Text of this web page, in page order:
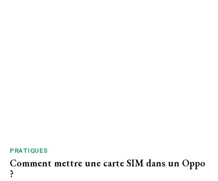
PRATIQUES
Comment mettre une carte SIM dans un Oppo
?